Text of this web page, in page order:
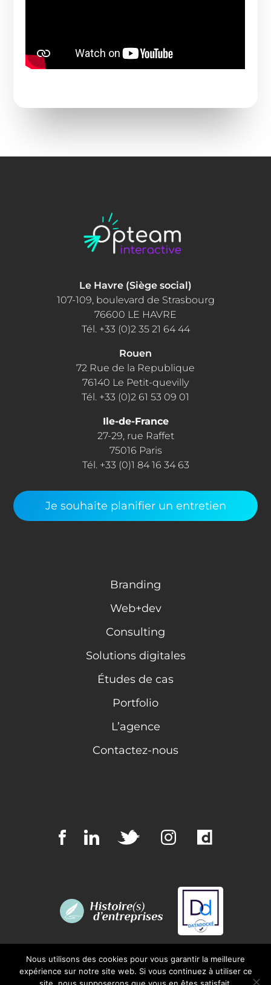
Le Havre (Siège social)
107-109, boulevard de Strasbourg
76600 LE HAVRE
Tél. +33 (0)2 35 21 64 44
Rouen
72 Rue de la Republique
76140 Le Petit-quevilly
Tél. +33 (0)2 61 53 09 01
Ile-de-France
27-29, rue Raffet
75016 Paris
Tél. +33 (0)1 84 16 34 63
Je souhaite planifier un entretien
Branding
Web+dev
Consulting
Solutions digitales
Études de cas
Portfolio
L’agence
Contactez-nous
Nous utilisons des cookies pour vous garantir la meilleure
expérience sur notre site web. Si vous continuez à utiliser ce